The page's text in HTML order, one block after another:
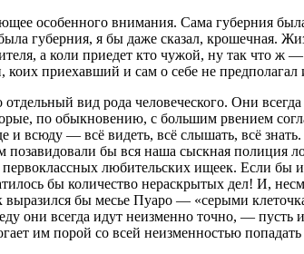
особенного внимания. Сама губерния
губерния, я бы даже сказал, крошечная.
а коли приедет кто чужой, ну так что ж
приехавший и сам о себе не
вид рода человеческого. Они
по обыкновению, с большим рвением
и всюду — всё видеть, всё слышать, всё
бы вся наша сыскная полиция
любительских ищеек. Если
бы количество нераскрытых дел! И,
бы месье Пуаро — «серыми
они всегда идут неизменно точно, —
им порой со всей неизменностью